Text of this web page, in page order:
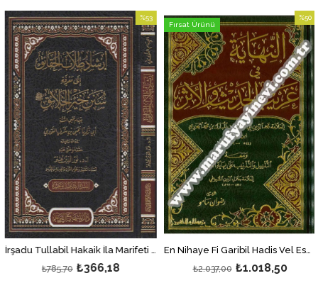
İrşadu Tullabil Hakaik İla Marifeti Süneni Hayril Halaik 1Cilt | إرشاد طلاب الحقائق
₺366,18
₺785,70
%53
İndirim
%53İndirim
En Nihaye Fi Garibil Hadis Vel Eser Ve Maahu Et Tezyil Vet Teznib Ala Nihayetil Garib Lil İmam Es Suyuti | النهاية في غريب الحديث والأثر
₺1.018,50
₺2.037,00
%50
İndirim
Fırsat Ürünü